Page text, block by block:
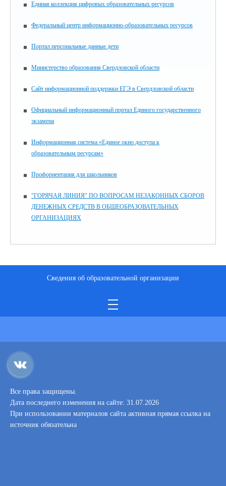
Единая коллекция цифровых образовательных ресурсов
Федеральный центр информационно-образовательных ресурсов
Портал персональные данные дети
Министерство образования Свердловской области
Сайт информационной поддержки ЕГЭ в Свердловской области
Официальный информационный портал Единого государственного
экзамена
Информационная система «Единое окно доступа к
образовательным ресурсам»
Профориентация для школьников
"ГОРЯЧАЯ ЛИНИЯ" ПО ВОПРОСАМ НЕЗАКОННЫХ СБОРОВ
ДЕНЕЖНЫХ СРЕДСТВ В ОБЩЕОБРАЗОВАТЕЛЬНЫХ
ОРГАНИЗАЦИЯХ
Сведения об образовательной организации
Все права защищены.
Дата последнего изменения на сайте: 31.07.2026
При использовании материалов сайта активная прямая ссылка на
источник обязательна